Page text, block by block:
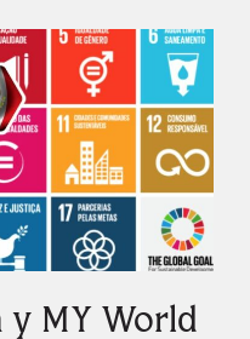
y MY World